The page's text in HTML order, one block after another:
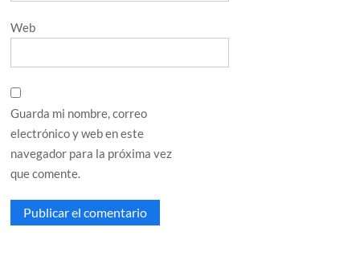
Web
Guarda mi nombre, correo
electrónico y web en este
navegador para la próxima vez
que comente.